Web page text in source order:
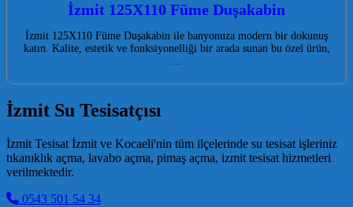
İzmit 125X110 Füme Duşakabin
İzmit 125X110 Füme Duşakabin ile banyonuza modern bir dokunuş
katın. Kalite, estetik ve fonksiyonelliği bir arada sunan bu özel ürün,
…
İzmit Su Tesisatçısı
İzmit Tesisat İzmit ve Kocaeli'nin tüm ilçelerinde su tesisat işleriniz
tıkanıklık açma, lavabo açma, pimaş açma, izmit tesisat hizmetleri
verilmektedir.
0543 501 54 34